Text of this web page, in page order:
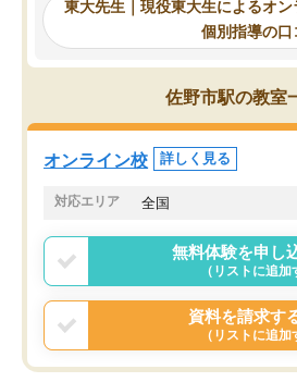
使える自習室とかもあり、わからない
ところがあれば先生が回答してくれる
のも重宝しています。
東大先生｜現役東大生によるオン
個別指導の口
佐野市駅の教室
オンライン校 詳しく見る
対応エリア 全国
無料体験を申し
（リストに追加
資料を請求す
（リストに追加